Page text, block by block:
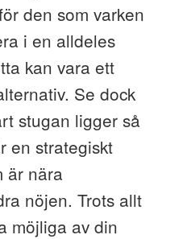
den som varken
i en alldeles
kan vara ett
Se dock
stugan ligger så
en strategiskt
är nära
nöjen. Trots allt
möjliga av din